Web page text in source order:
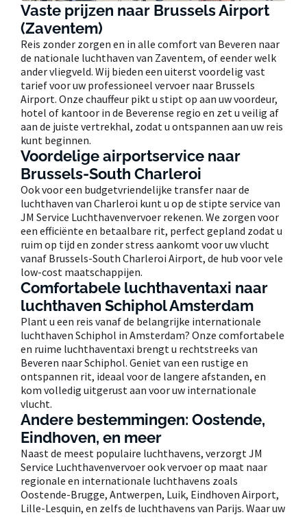
Vaste prijzen naar Brussels Airport
(Zaventem)
Reis zonder zorgen en in alle comfort van Beveren naar
de nationale luchthaven van Zaventem, of eender welk
ander vliegveld. Wij bieden een uiterst voordelig vast
tarief voor uw professioneel vervoer naar Brussels
Airport. Onze chauffeur pikt u stipt op aan uw voordeur,
hotel of kantoor in de Beverense regio en zet u veilig af
aan de juiste vertrekhal, zodat u ontspannen aan uw reis
kunt beginnen.
Voordelige airportservice naar
Brussels-South Charleroi
Ook voor een budgetvriendelijke transfer naar de
luchthaven van Charleroi kunt u op de stipte service van
JM Service Luchthavenvervoer rekenen. We zorgen voor
een efficiënte en betaalbare rit, perfect gepland zodat u
ruim op tijd en zonder stress aankomt voor uw vlucht
vanaf Brussels-South Charleroi Airport, de hub voor vele
low-cost maatschappijen.
Comfortabele luchthaventaxi naar
luchthaven Schiphol Amsterdam
Plant u een reis vanaf de belangrijke internationale
luchthaven Schiphol in Amsterdam? Onze comfortabele
en ruime luchthaventaxi brengt u rechtstreeks van
Beveren naar Schiphol. Geniet van een rustige en
ontspannen rit, ideaal voor de langere afstanden, en
kom volledig uitgerust aan voor uw internationale
vlucht.
Andere bestemmingen: Oostende,
Eindhoven, en meer
Naast de meest populaire luchthavens, verzorgt JM
Service Luchthavenvervoer ook vervoer op maat naar
regionale en internationale luchthavens zoals
Oostende-Brugge, Antwerpen, Luik, Eindhoven Airport,
Lille-Lesquin, en zelfs de luchthavens van Parijs. Waar uw